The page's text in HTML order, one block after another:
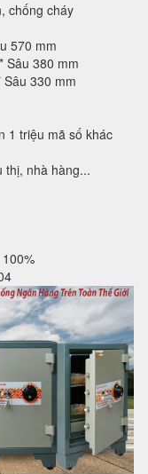
chống cháy
570 mm
Sâu 380 mm
330 mm
1 triệu mã số khác
thị, nhà hàng...